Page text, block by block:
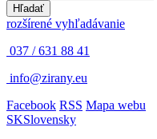
Hľadať
rozšírené vyhľadávanie
037 / 631 88 41
info@zirany.eu
Facebook RSS Mapa webu
SKSlovensky